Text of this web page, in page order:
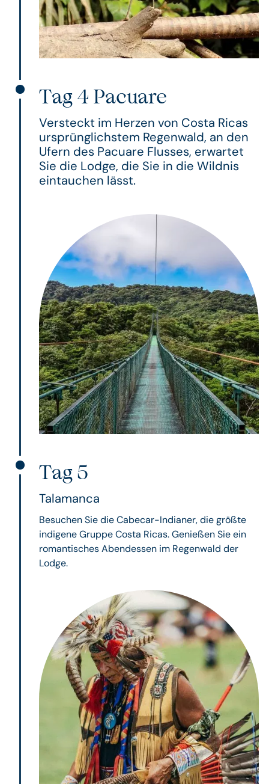
Tag 4 Pacuare
Versteckt im Herzen von Costa Ricas
ursprünglichstem Regenwald, an den
Ufern des Pacuare Flusses, erwartet
Sie die Lodge, die Sie in die Wildnis
eintauchen lässt.
Tag 5
Talamanca
Besuchen Sie die Cabecar-Indianer, die größte
indigene Gruppe Costa Ricas. Genießen Sie ein
romantisches Abendessen im Regenwald der
Lodge.